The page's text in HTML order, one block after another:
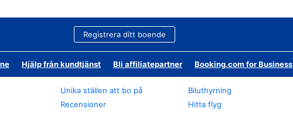
Registrera ditt boende
Hjälp från kundtjänst Bli affiliatepartner Booking.com for Business
Unika ställen att bo på
Recensioner
Biluthyrning
Hitta flyg